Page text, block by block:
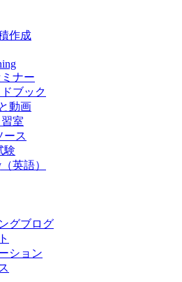
作成
ナー
ブック
動画
室
ース
験
英語）
グブログ
ション